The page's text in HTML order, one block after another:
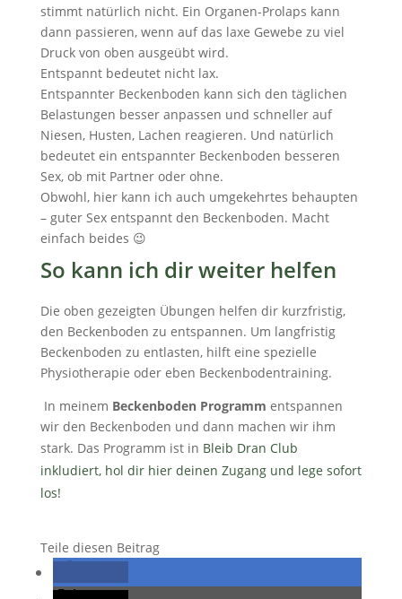
stimmt natürlich nicht. Ein Organen-Prolaps kann
dann passieren, wenn auf das laxe Gewebe zu viel
Druck von oben ausgeübt wird.
Entspannt bedeutet nicht lax.
Entspannter Beckenboden kann sich den täglichen
Belastungen besser anpassen und schneller auf
Niesen, Husten, Lachen reagieren. Und natürlich
bedeutet ein entspannter Beckenboden besseren
Sex, ob mit Partner oder ohne.
Obwohl, hier kann ich auch umgekehrtes behaupten
– guter Sex entspannt den Beckenboden. Macht
einfach beides 😉
So kann ich dir weiter helfen
Die oben gezeigten Übungen helfen dir kurzfristig,
den Beckenboden zu entspannen. Um langfristig
Beckenboden zu entlasten, hilft eine spezielle
Physiotherapie oder eben Beckenbodentraining.
In meinem Beckenboden Programm entspannen
wir den Beckenboden und dann machen wir ihm
stark. Das Programm ist in Bleib Dran Club
inkludiert, hol dir hier deinen Zugang und lege sofort
los!
Teile diesen Beitrag